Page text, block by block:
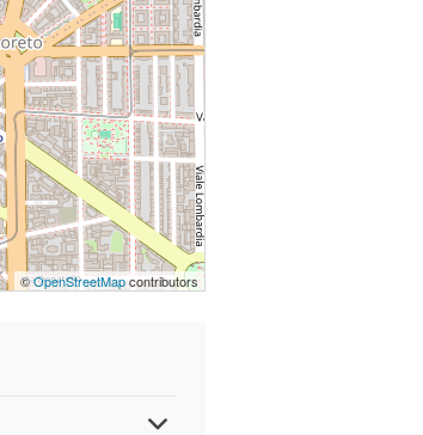
©OpenStreetMapcontributors